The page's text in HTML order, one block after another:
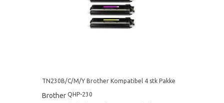
TN230B/C/M/Y Brother Kompatibel 4 stk Pakke
Brother QHP-230